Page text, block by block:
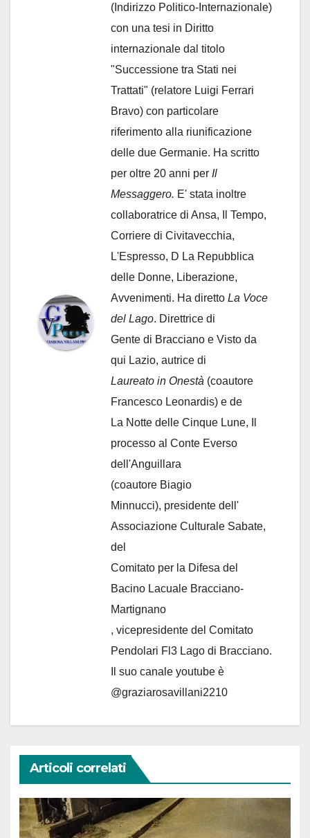
(Indirizzo Politico-Internazionale)
con una tesi in Diritto
internazionale dal titolo
"Successione tra Stati nei
Trattati" (relatore Luigi Ferrari
Bravo) con particolare
riferimento alla riunificazione
delle due Germanie. Ha scritto
per oltre 20 anni per Il
Messaggero. E' stata inoltre
collaboratrice di Ansa, Il Tempo,
Corriere di Civitavecchia,
L'Espresso, D La Repubblica
delle Donne, Liberazione,
Avvenimenti. Ha diretto La Voce
del Lago. Direttrice di
Gente di Bracciano e Visto da
qui Lazio, autrice di
Laureato in Onestà (coautore
Francesco Leonardis) e de
La Notte delle Cinque Lune, Il
processo al Conte Everso
dell'Anguillara
(coautore Biagio
Minnucci), presidente dell'
Associazione Culturale Sabate,
del
Comitato per la Difesa del
Bacino Lacuale Bracciano-
Martignano
, vicepresidente del Comitato
Pendolari Fl3 Lago di Bracciano.
Il suo canale youtube è
@graziarosavillani2210
Articoli correlati